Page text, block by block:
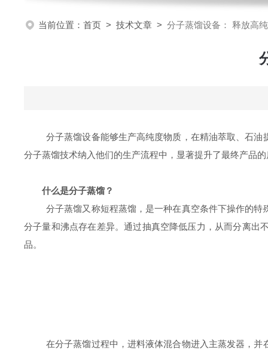
当前位置： 首页 > 技术文章 > 分子蒸馏设备： 释放高
分子蒸馏设备能够生产高纯度物质，在精油萃取、石油
分子蒸馏技术纳入他们的生产流程中，显著提升了最终产品
什么是分子蒸馏？
分子蒸馏又称短程蒸馏，是一种在真空条件下操作的特
分子量和沸点存在差异。通过抽真空降低压力，从而分离出
品。
在分子蒸馏过程中，进料液体混合物进入主蒸发器，并